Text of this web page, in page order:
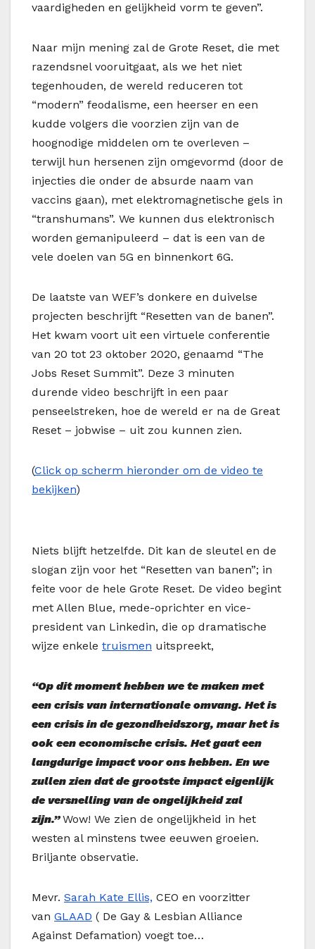
vaardigheden en gelijkheid vorm te geven”.
Naar mijn mening zal de Grote Reset, die met
razendsnel vooruitgaat, als we het niet
tegenhouden, de wereld reduceren tot
“modern” feodalisme, een heerser en een
kudde volgers die voorzien zijn van de
hoognodige middelen om te overleven –
terwijl hun hersenen zijn omgevormd (door de
injecties die onder de absurde naam van
vaccins gaan), met elektromagnetische gels in
“transhumans”. We kunnen dus elektronisch
worden gemanipuleerd – dat is een van de
vele doelen van 5G en binnenkort 6G.
De laatste van WEF’s donkere en duivelse
projecten beschrijft “Resetten van de banen”.
Het kwam voort uit een virtuele conferentie
van 20 tot 23 oktober 2020, genaamd “The
Jobs Reset Summit”. Deze 3 minuten
durende video beschrijft in een paar
penseelstreken, hoe de wereld er na de Great
Reset – jobwise – uit zou kunnen zien.
(Click op scherm hieronder om de video te
bekijken)
Niets blijft hetzelfde. Dit kan de sleutel en de
slogan zijn voor het “Resetten van banen”; in
feite voor de hele Grote Reset. De video begint
met Allen Blue, mede-oprichter en vice-
president van Linkedin, die op dramatische
wijze enkele truismen uitspreekt,
“Op dit moment hebben we te maken met
een crisis van internationale omvang. Het is
een crisis in de gezondheidszorg, maar het is
ook een economische crisis. Het gaat een
langdurige impact voor ons hebben. En we
zullen zien dat de grootste impact eigenlijk
de versnelling van de ongelijkheid zal
zijn.”Wow! We zien de ongelijkheid in het
westen al minstens twee eeuwen groeien.
Briljante observatie.
Mevr. Sarah Kate Ellis, CEO en voorzitter
van GLAAD ( De Gay & Lesbian Alliance
Against Defamation) voegt toe…